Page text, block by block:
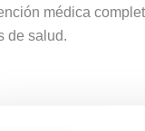
médica
de salud.